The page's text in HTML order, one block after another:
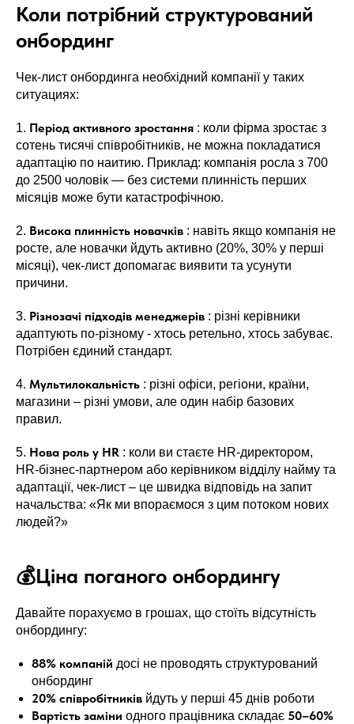
Коли потрібний структурований
онбординг
Чек-лист онбординга необхідний компанії у таких
ситуациях:
1. Період активного зростання : коли фірма зростає з
сотень тисячі співробітників, не можна покладатися
адаптацію по наитию. Приклад: компанія росла з 700
до 2500 чоловік — без системи плинність перших
місяців може бути катастрофічною.
2. Висока плинність новачків : навіть якщо компанія не
росте, але новачки йдуть активно (20%, 30% у перші
місяці), чек-лист допомагає виявити та усунути
причини.
3. Різнозачі підходів менеджерів : різні керівники
адаптують по-різному - хтось ретельно, хтось забуває.
Потрібен єдиний стандарт.
4. Мультилокальність : різні офіси, регіони, країни,
магазини – різні умови, але один набір базових
правил.
5. Нова роль у HR : коли ви стаєте HR-директором,
HR-бізнес-партнером або керівником відділу найму та
адаптації, чек-лист – це швидка відповідь на запит
начальства: «Як ми впораємося з цим потоком нових
людей?»
💰Ціна поганого онбордингу
Давайте порахуємо в грошах, що стоїть відсутність
онбордингу:
88% компаній досі не проводять структурований
онбординг
20% співробітників йдуть у перші 45 днів роботи
Вартість заміни одного працівника складає 50–60%